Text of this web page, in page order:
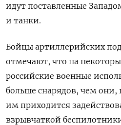
идут поставленные
и танки.
Бойцы артиллерийских
отмечают, что на
российские военные
больше снарядов, чем они,
им приходится
взрывчаткой